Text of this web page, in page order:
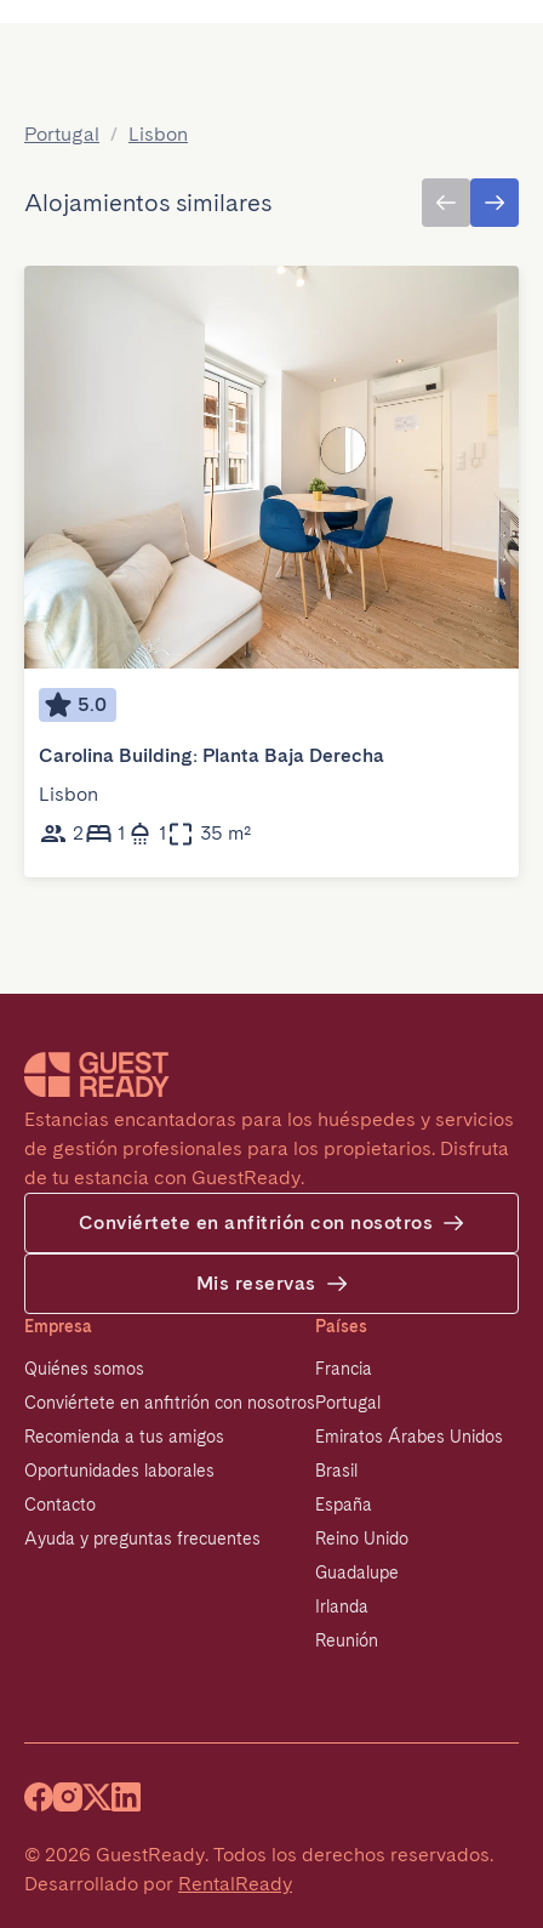
Portugal / Lisbon
Alojamientos similares
5.0
Carolina Building: Planta Baja Derecha
Lisbon
2
1 1 35 m²
Estancias encantadoras para los huéspedes y servicios
de gestión profesionales para los propietarios. Disfruta
de tu estancia con GuestReady.
Conviértete en anfitrión con nosotros
Mis reservas
Empresa
Quiénes somos
Conviértete en anfitrión con nosotros
Recomienda a tus amigos
Oportunidades laborales
Contacto
Ayuda y preguntas frecuentes
Países
Francia
Portugal
Emiratos Árabes Unidos
Brasil
España
Reino Unido
Guadalupe
Irlanda
Reunión
© 2026 GuestReady. Todos los derechos reservados.
Desarrollado por RentalReady